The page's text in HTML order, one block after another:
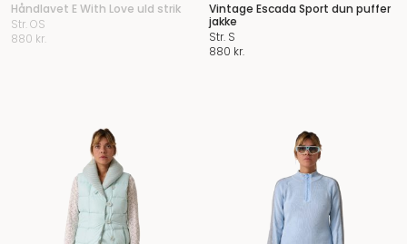
Håndlavet E With Love uld strik
Str. OS
880 kr.
Vintage Escada Sport dun puffer
jakke
Str. S
880 kr.